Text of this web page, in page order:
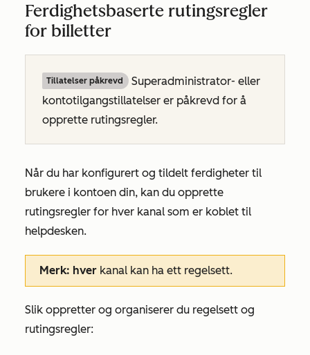
Ferdighetsbaserte rutingsregler
for billetter
Tillatelser påkrevd
Superadministrator- eller
kontotilgangstillatelser er påkrevd for å
opprette rutingsregler.
Når du har konfigurert og tildelt ferdigheter til
brukere i kontoen din, kan du opprette
rutingsregler for hver kanal som er koblet til
helpdesken.
Merk: hver kanal kan ha ett regelsett.
Slik oppretter og organiserer du regelsett og
rutingsregler: